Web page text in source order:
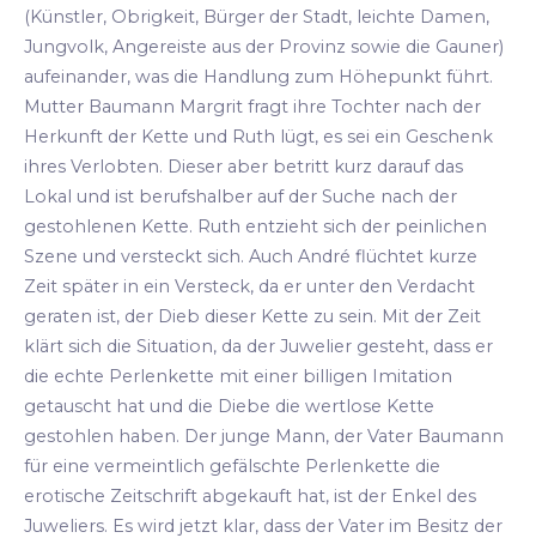
(Künstler, Obrigkeit, Bürger der Stadt, leichte Damen,
Jungvolk, Angereiste aus der Provinz sowie die Gauner)
aufeinander, was die Handlung zum Höhepunkt führt.
Mutter Baumann Margrit fragt ihre Tochter nach der
Herkunft der Kette und Ruth lügt, es sei ein Geschenk
ihres Verlobten. Dieser aber betritt kurz darauf das
Lokal und ist berufshalber auf der Suche nach der
gestohlenen Kette. Ruth entzieht sich der peinlichen
Szene und versteckt sich. Auch André flüchtet kurze
Zeit später in ein Versteck, da er unter den Verdacht
geraten ist, der Dieb dieser Kette zu sein. Mit der Zeit
klärt sich die Situation, da der Juwelier gesteht, dass er
die echte Perlenkette mit einer billigen Imitation
getauscht hat und die Diebe die wertlose Kette
gestohlen haben. Der junge Mann, der Vater Baumann
für eine vermeintlich gefälschte Perlenkette die
erotische Zeitschrift abgekauft hat, ist der Enkel des
Juweliers. Es wird jetzt klar, dass der Vater im Besitz der